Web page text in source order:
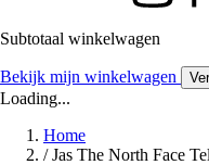
Subtotaal winkelwagen
Bekijk mijn winkelwagen
Loading...
Home
/ Jas The North Face